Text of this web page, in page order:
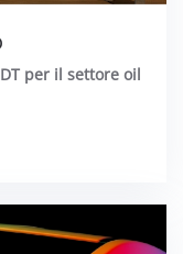
per il settore oil